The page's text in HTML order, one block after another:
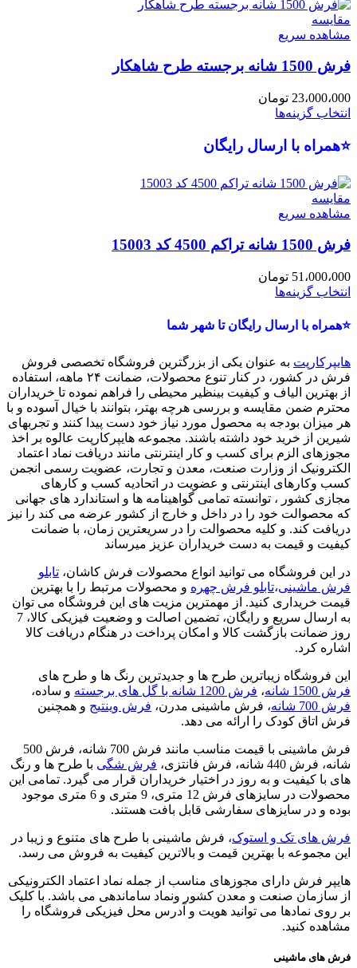
مقایسه
مشاهده سریع
فرش 1500 شانه برجسته طرح شاهکار
23،000،000 تومان
انتخاب گزینه‌ها
⭐همراه با ارسال رایگان
مقایسه
مشاهده سریع
فرش 1500 شانه تراکم 4500 کد 15003
51،000،000 تومان
انتخاب گزینه‌ها
⭐همراه با ارسال رایگان تا شهر شما
هایپرکارپت به عنوان یکی از بزرگترین فروشگاه تخصصی فروش
فرش در کشور، در کنار تنوع محصولات، ضمانت ۲۴ ماهه، استفاده
از بهترین الیاف و کیفیت بینظیر محیطی را فراهم نموده تا خریداران
محترم ضمن مقایسه و بررسی هرچه بهتر، بتوانند با خیال آسوده و با
هر میزان بودجه به محصول مورد نیاز خود دست پیدا کنند و تجربهای
شیرین از خرید خود داشته باشند. مجموعه هایپرکارپت عالوه بر اخذ
مجوزهای الزم برای کسب و کار اینترنتی مانند دریافت نماد اعتماد
الکترونیک از وزارت صنعت، معدن و تجارت، عضویت رسمی انجمن
کسب وکارهای اینترنتی و عضویت در اتحادیه کسب و کارهای
مجازی کشور ، توانسته تمامی گواهینامه ها و استاندارد های جهانی
که محصوالت خود را در داخل و خارج از کشور عرضه می کند را نیز
دریافت کند. و کلیه محصوالت را در سریعترین زمان، با ضمانت
کیفیت و قیمت به دست خریداران عزیز میرساند
در این فروشگاه می توانید انواع محصولات فرش کاشان، تابلو
فرش ماشینی،تابلو فرش چهره و محصولات مرتبط را با بهترین
قیمت خریداری کنید. از مهمترین مزیت های این فروشگاه می توان
به ارسال سریع و رایگان، تضمین اصالت و وضعیت فیزیکی کالا، 7
روز ضمانت بازگشت کالا و امکان پرداخت در هنگام دریافت کالا
اشاره کرد.
این فروشگاه زیباترین طرح ها و جدیدترین رنگ ها و طرح های
فرش 1500 شانه
، فرش 1200 شانه با گل های برجسته
و ساده،
فرش 700 شانه
، فرش ماشینی مدرن، فرش وینتیج و همچنین
فرش اتاق کودک را ارائه می دهد.
فرش ماشینی با قیمت مناسب مانند فرش 700 شانه، فرش 500
شانه، فرش 440 شانه، فرش فانتزی،
فرش شگی با طرح ها و رنگ
های با کیفیت و به روز در اختیار خریداران قرار می گیرد. تمامی این
محصولات در سایزهای فرش 12 متری، 9 متری و 6 متری موجود
بوده و در سایزهای سفارشی قابل بافت هستند.
فرش های تک و استوک، فرش ماشینی با طرح های متنوع و زیبا در
این مجموعه با بهترین قیمت و بالاترین کیفیت به فروش می رسد.
هایپر فرش دارای مجوزهای مناسب از جمله نماد اعتماد الکترونیکی
از سازمان صنعت و معدن کشور ونماد ساماندهی می باشد. با کلیک
بر روی نمادها می توانید هویت و آدرس محل فیزیکی فروشگاه را
مشاهده کنید.
فرش های ماشینی